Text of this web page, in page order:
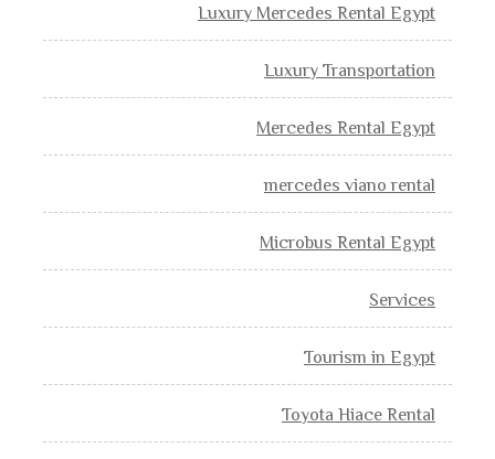
Luxury Mercedes Rental Egypt
Luxury Transportation
Mercedes Rental Egypt
mercedes viano rental
Microbus Rental Egypt
Services
Tourism in Egypt
Toyota Hiace Rental